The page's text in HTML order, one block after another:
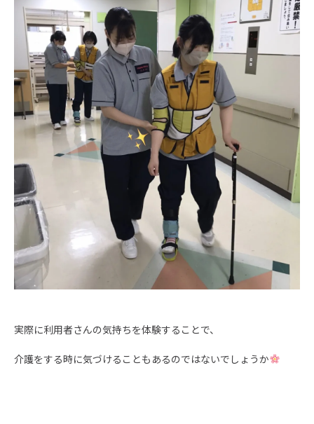
実際に利用者さんの気持ちを体験することで、
介護をする時に気づけることもあるのではないでしょうか